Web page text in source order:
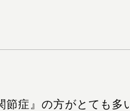
節症』の方がとても多